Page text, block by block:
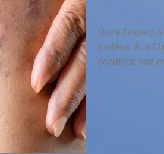
Outre l’aspect
traitées. À la
condition tout